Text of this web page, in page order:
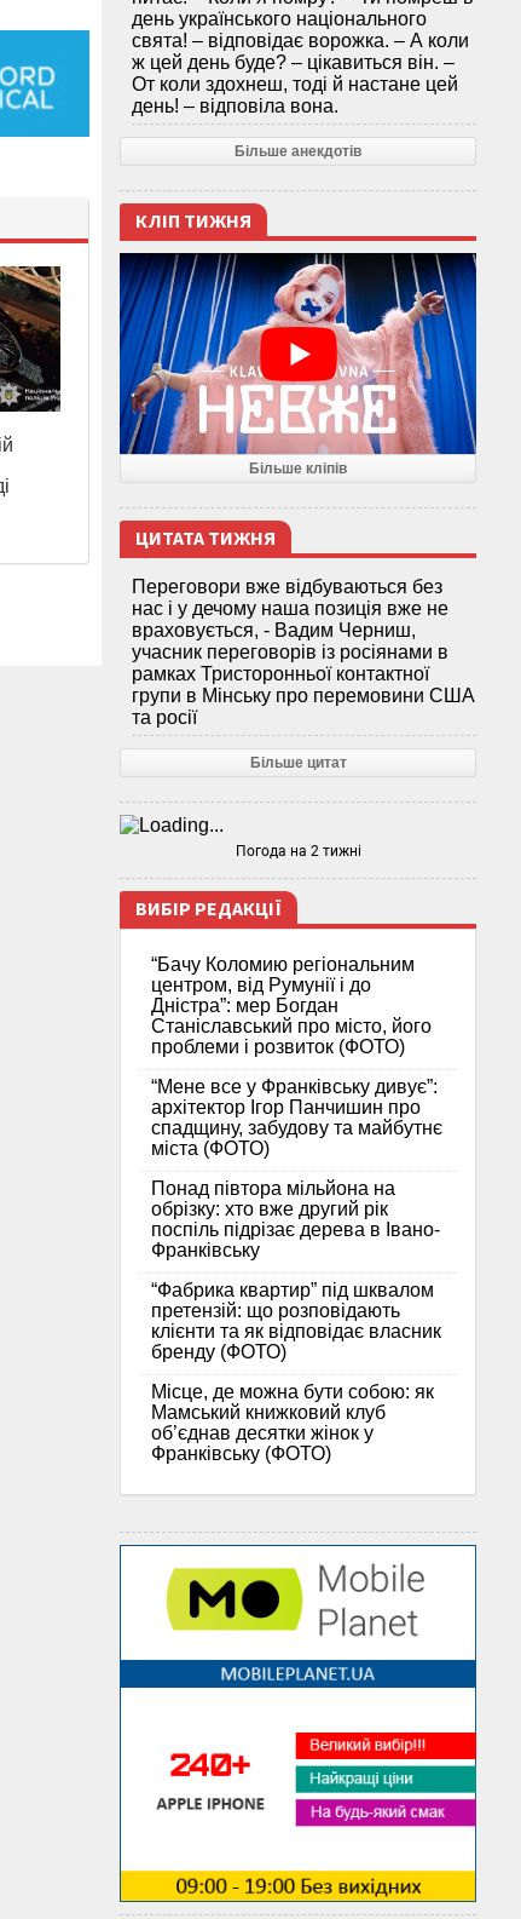
день українського національного
свята! – відповідає ворожка. – А коли
ж цей день буде? – цікавиться він. –
От коли здохнеш, тоді й настане цей
день! – відповіла вона.
Більше анекдотів
КЛІП ТИЖНЯ
Більше кліпів
ЦИТАТА ТИЖНЯ
Переговори вже відбуваються без
нас і у дечому наша позиція вже не
враховується, - Вадим Черниш,
учасник переговорів із росіянами в
рамках Тристоронньої контактної
групи в Мінську про перемовини США
та росії
Більше цитат
Погода на 2 тижні
ВИБІР РЕДАКЦІЇ
“Бачу Коломию регіональним
центром, від Румунії і до
Дністра”: мер Богдан
Станіславський про місто, його
проблеми і розвиток (ФОТО)
“Мене все у Франківську дивує”:
архітектор Ігор Панчишин про
спадщину, забудову та майбутнє
міста (ФОТО)
Понад півтора мільйона на
обрізку: хто вже другий рік
поспіль підрізає дерева в Івано-
Франківську
“Фабрика квартир” під шквалом
претензій: що розповідають
клієнти та як відповідає власник
бренду (ФОТО)
Місце, де можна бути собою: як
Мамський книжковий клуб
об’єднав десятки жінок у
Франківську (ФОТО)